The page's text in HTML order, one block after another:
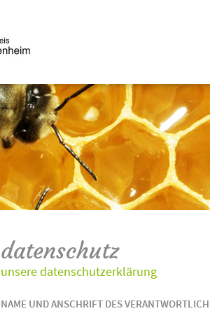
datenschutz
unsere datenschutzerklärung
NAME UND ANSCHRIFT DES